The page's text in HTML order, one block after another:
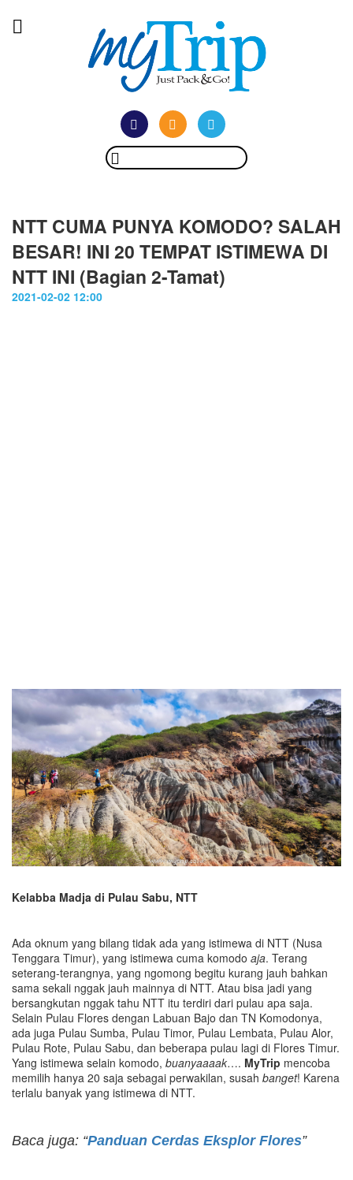
NTT CUMA PUNYA KOMODO? SALAH
BESAR! INI 20 TEMPAT ISTIMEWA DI
NTT INI (Bagian 2-Tamat)
2021-02-02 12:00
Kelabba Madja di Pulau Sabu, NTT
Ada oknum yang bilang tidak ada yang istimewa di NTT (Nusa
Tenggara Timur), yang istimewa cuma komodo aja. Terang
seterang-terangnya, yang ngomong begitu kurang jauh bahkan
sama sekali nggak jauh mainnya di NTT. Atau bisa jadi yang
bersangkutan nggak tahu NTT itu terdiri dari pulau apa saja.
Selain Pulau Flores dengan Labuan Bajo dan TN Komodonya,
ada juga Pulau Sumba, Pulau Timor, Pulau Lembata, Pulau Alor,
Pulau Rote, Pulau Sabu, dan beberapa pulau lagi di Flores Timur.
Yang istimewa selain komodo, buanyaaaak…. MyTrip mencoba
memilih hanya 20 saja sebagai perwakilan, susah banget! Karena
terlalu banyak yang istimewa di NTT.
Baca juga: “Panduan Cerdas Eksplor Flores”